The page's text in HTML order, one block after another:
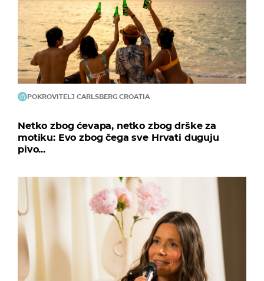
POKROVITELJ CARLSBERG CROATIA
Netko zbog ćevapa, netko zbog drške za
motiku: Evo zbog čega sve Hrvati duguju
pivo...